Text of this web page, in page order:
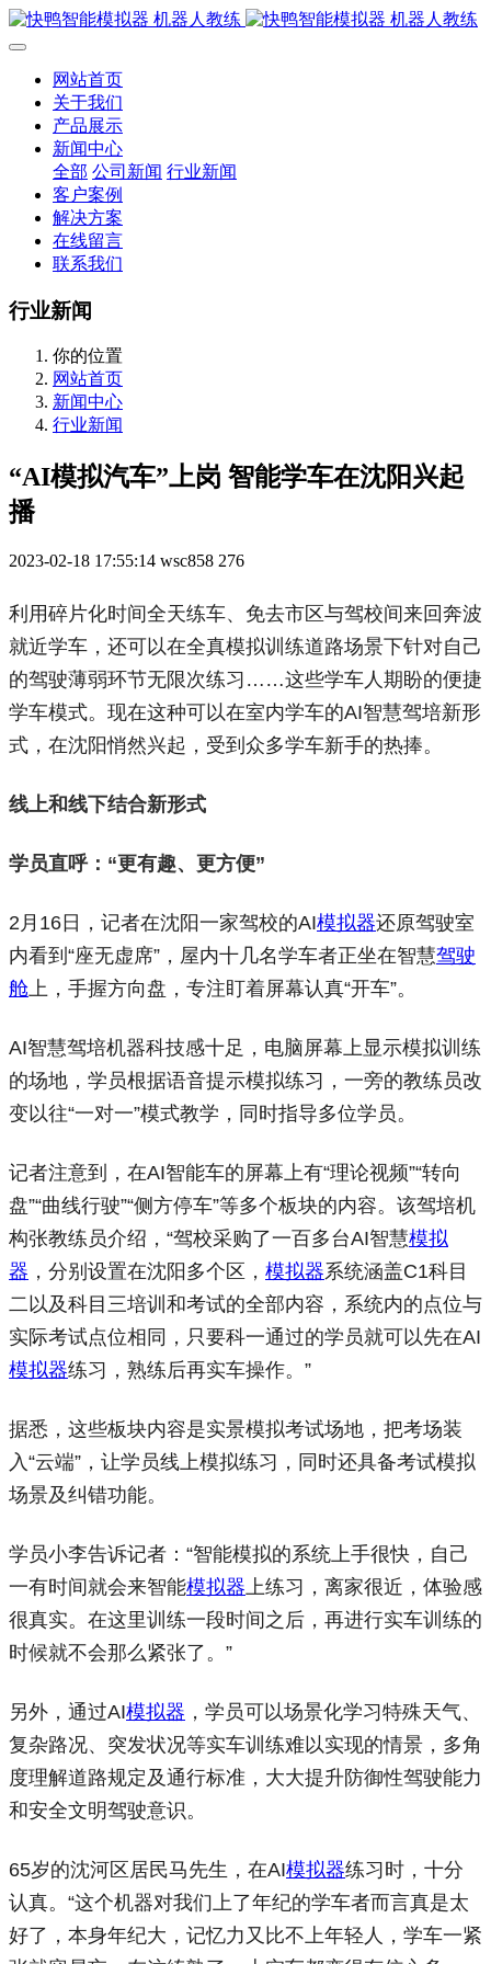
网站首页
关于我们
产品展示
新闻中心
全部 公司新闻 行业新闻
客户案例
解决方案
在线留言
联系我们
行业新闻
你的位置
网站首页
新闻中心
行业新闻
“AI模拟汽车”上岗 智能学车在沈阳兴起
播
2023-02-18 17:55:14 wsc858 276
利用碎片化时间全天练车、免去市区与驾校间来回奔波
就近学车，还可以在全真模拟训练道路场景下针对自己
的驾驶薄弱环节无限次练习……这些学车人期盼的便捷
学车模式。现在这种可以在室内学车的AI智慧驾培新形
式，在沈阳悄然兴起，受到众多学车新手的热捧。
线上和线下结合新形式
学员直呼：“更有趣、更方便”
2月16日，记者在沈阳一家驾校的AI模拟器还原驾驶室
内看到“座无虚席”，屋内十几名学车者正坐在智慧驾驶
舱上，手握方向盘，专注盯着屏幕认真“开车”。
AI智慧驾培机器科技感十足，电脑屏幕上显示模拟训练
的场地，学员根据语音提示模拟练习，一旁的教练员改
变以往“一对一”模式教学，同时指导多位学员。
记者注意到，在AI智能车的屏幕上有“理论视频”“转向
盘”“曲线行驶”“侧方停车”等多个板块的内容。该驾培机
构张教练员介绍，“驾校采购了一百多台AI智慧模拟
器 ，分别设置在沈阳多个区， 模拟器系统涵盖C1科目
二以及科目三培训和考试的全部内容，系统内的点位与
实际考试点位相同，只要科一通过的学员就可以先在AI
模拟器练习，熟练后再实车操作。”
据悉，这些板块内容是实景模拟考试场地，把考场装
入“云端”，让学员线上模拟练习，同时还具备考试模拟
场景及纠错功能。
学员小李告诉记者：“智能模拟的系统上手很快，自己
一有时间就会来智能模拟器上练习，离家很近，体验感
很真实。在这里训练一段时间之后，再进行实车训练的
时候就不会那么紧张了。”
另外，通过AI模拟器 ，学员可以场景化学习特殊天气、
复杂路况、突发状况等实车训练难以实现的情景，多角
度理解道路规定及通行标准，大大提升防御性驾驶能力
和安全文明驾驶意识。
65岁的沈河区居民马先生，在AI模拟器练习时，十分
认真。“这个机器对我们上了年纪的学车者而言真是太
好了，本身年纪大，记忆力又比不上年轻人，学车一紧